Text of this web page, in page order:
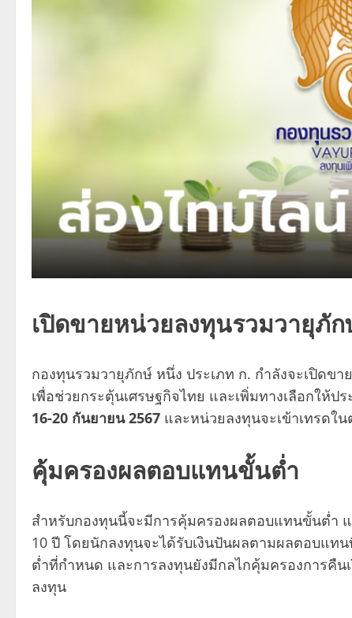
เปิดขายหน่วยลงทุนรวมวายุภั
กองทุนรวมวายุภักษ์ หนึ่ง ประเภท ก. กำลังจะเปิดข
เพื่อช่วยกระตุ้นเศรษฐกิจไทย และเพิ่มทางเลือกให้
16-20 กันยายน 2567 และหน่วยลงทุนจะเข้าเทรดใ
คุ้มครองผลตอบแทนขั้นต่ำ
สำหรับกองทุนนี้จะมีการคุ้มครองผลตอบแทนขั้นต่ำ
10 ปี โดยนักลงทุนจะได้รับเงินปันผลตามผลตอบแ
ต่ำที่กำหนด และการลงทุนยังมีกลไกคุ้มครองการคืน
ลงทุน